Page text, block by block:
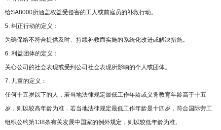
给SA8000所涵盖权益受侵害的工人或前雇员的补救行动。
5. 纠正行动的定义：
为确保给不符合提供及时、持续补救而实施的系统化改进或解决措施。
6. 利益团体的定义：
关心公司的社会表现或受到公司社会表现所影响的个人或团体。
7. 儿童的定义：
任何十五岁以下的人．若当地法律规定最低工作年龄或义务教育年龄高于十五
岁，则以较高年龄为准．若当地法律规定最低工作年龄是十四岁，符合国际劳工
组织公约第138条有关发展中国家的例外规定，则以较低年龄为准。